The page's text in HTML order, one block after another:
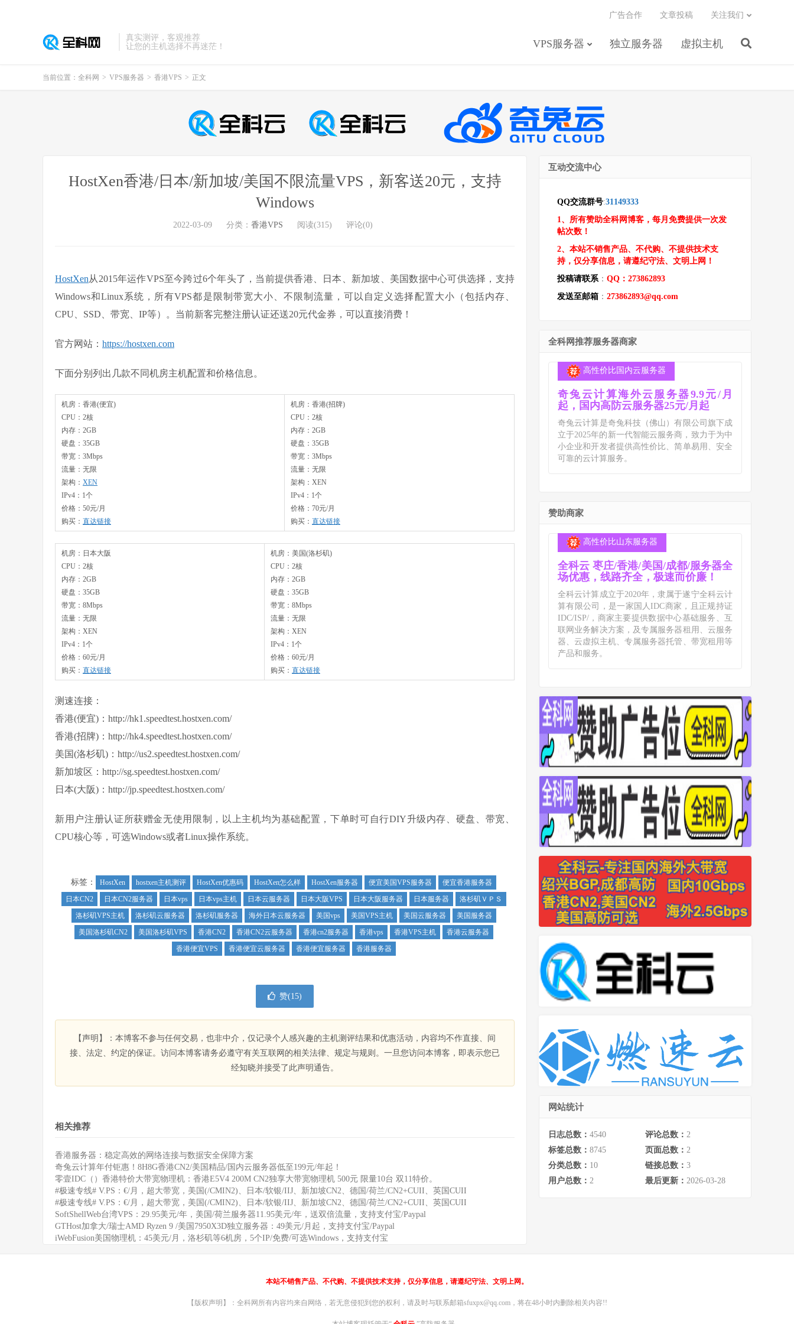
真实测评，客观推荐
让您的主机选择不再迷茫！
VPS服务器 独立服务器 虚拟主机
广告合作 文章投稿 关注我们
当前位置： 全科网 > VPS服务器 > 香港VPS > 正文
HostXen香港/日本/新加坡/美国不限流量VPS，新客送20元，支持
Windows
2022-03-09 分类： 香港VPS 阅读(315) 评论(0)
HostXen从2015年运作VPS至今跨过6个年头了，当前提供香港、日本、新加坡、美国数据中心可供选择，支持
Windows和Linux系统，所有VPS都是限制带宽大小、不限制流量，可以自定义选择配置大小（包括内存、
CPU、SSD、带宽、IP等）。当前新客完整注册认证还送20元代金券，可以直接消费！
官方网站： https://hostxen.com
下面分别列出几款不同机房主机配置和价格信息。
机房：香港(便宜)
CPU：2核
内存：2GB
硬盘：35GB
带宽：3Mbps
流量：无限
架构： XEN
IPv4：1个
价格：50元/月
购买： 直达链接
机房：香港(招牌)
CPU：2核
内存：2GB
硬盘：35GB
带宽：3Mbps
流量：无限
架构：XEN
IPv4：1个
价格：70元/月
购买： 直达链接
机房：日本大阪
CPU：2核
内存：2GB
硬盘：35GB
带宽：8Mbps
流量：无限
架构：XEN
IPv4：1个
价格：60元/月
购买： 直达链接
机房：美国(洛杉矶)
CPU：2核
内存：2GB
硬盘：35GB
带宽：8Mbps
流量：无限
架构：XEN
IPv4：1个
价格：60元/月
购买： 直达链接
测速连接：
香港(便宜)：http://hk1.speedtest.hostxen.com/
香港(招牌)：http://hk4.speedtest.hostxen.com/
美国(洛杉矶)：http://us2.speedtest.hostxen.com/
新加坡区：http://sg.speedtest.hostxen.com/
日本(大阪)：http://jp.speedtest.hostxen.com/
新用户注册认证所获赠金无使用限制，以上主机均为基础配置，下单时可自行DIY升级内存、硬盘、带宽、
CPU核心等，可选Windows或者Linux操作系统。
标签： HostXen hostxen主机测评 HostXen优惠码 HostXen怎么样 HostXen服务器 便宜美国VPS服务器
便宜香港服务器
日本CN2
日本CN2服务器 日本vps 日本vps主机 日本云服务器 日本大阪VPS 日本大阪服务器 日本服务器
洛杉矶ＶＰＳ
洛杉矶VPS主机
洛杉矶云服务器 洛杉矶服务器 海外日本云服务器 美国vps 美国VPS主机 美国云服务器
美国服务器
美国洛杉矶CN2
美国洛杉矶VPS 香港CN2 香港CN2云服务器 香港cn2服务器 香港vps 香港VPS主机
香港云服务器
香港便宜VPS
香港便宜云服务器 香港便宜服务器 香港服务器
赞(15)
【声明】：本博客不参与任何交易，也非中介，仅记录个人感兴趣的主机测评结果和优惠活动，内容均不作直接、间
接、法定、约定的保证。访问本博客请务必遵守有关互联网的相关法律、规定与规则。一旦您访问本博客，即表示您已
经知晓并接受了此声明通告。
相关推荐
香港服务器：稳定高效的网络连接与数据安全保障方案
奇兔云计算年付钜惠！8H8G香港CN2/美国精品/国内云服务器低至199元/年起！
零壹IDC（）香港特价大带宽物理机：香港E5V4 200M CN2独享大带宽物理机 500元 限量10台 双11特价。
#极速专线# V.PS：€/月，超大带宽，美国(/CMIN2)、日本/软银/IIJ、新加坡CN2、德国/荷兰/CN2+CUII、英国CUII
#极速专线# V.PS：€/月，超大带宽，美国(/CMIN2)、日本/软银/IIJ、新加坡CN2、德国/荷兰/CN2+CUII、英国CUII
SoftShellWeb台湾VPS：29.95美元/年，美国/荷兰服务器11.95美元/年，送双倍流量，支持支付宝/Paypal
GTHost加拿大/瑞士AMD Ryzen 9 /美国7950X3D独立服务器：49美元/月起，支持支付宝/Paypal
iWebFusion美国物理机：45美元/月，洛杉矶等6机房，5个IP/免费/可选Windows，支持支付宝
互动交流中心
QQ交流群号:31149333
1、所有赞助全科网博客，每月免费提供一次发
帖次数！
2、本站不销售产品、不代购、不提供技术支
持，仅分享信息，请遵纪守法、文明上网！
投稿请联系： QQ：273862893
发送至邮箱 ： 273862893@qq.com
全科网推荐服务器商家
高性价比国内云服务器
奇兔云计算海外云服务器9.9元/月
起，国内高防云服务器25元/月起
奇兔云计算是奇兔科技（佛山）有限公司旗下成
立于2025年的新一代智能云服务商，致力于为中
小企业和开发者提供高性价比、简单易用、安全
可靠的云计算服务。
赞助商家
高性价比山东服务器
全科云 枣庄/香港/美国/成都/服务器全
场优惠，线路齐全，极速而价廉！
全科云计算成立于2020年，隶属于遂宁全科云计
算有限公司，是一家国人IDC商家，且正规持证
IDC/ISP/，商家主要提供数据中心基础服务、互
联网业务解决方案，及专属服务器租用、云服务
器、云虚拟主机、专属服务器托管、带宽租用等
产品和服务。
网站统计
日志总数： 4540 评论总数： 2
标签总数： 8745 页面总数： 2
分类总数： 10 链接总数： 3
用户总数： 2 最后更新： 2026-03-28
本站不销售产品、不代购、不提供技术支持，仅分享信息，请遵纪守法、文明上网。
【版权声明】：全科网所有内容均来自网络，若无意侵犯到您的权利，请及时与联系邮箱sfuxpx@qq.com，将在48小时内删除相关内容!!